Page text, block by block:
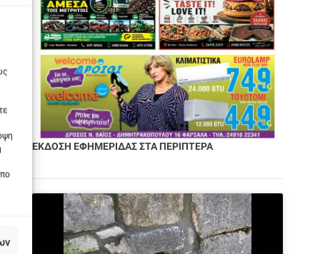
ΕΚΔΟΣΗ ΕΦΗΜΕΡΙΔΑΣ ΣΤΑ ΠΕΡΙΠΤΕΡΑ